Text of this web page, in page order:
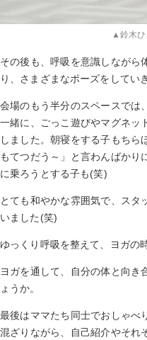
▲鈴木ひ
その後も、呼吸を意識しながら
り、さまざまなポーズをしてい
会場のもう半分のスペースでは
一緒に、ごっこ遊びやマグネッ
しました。朝寝をする子もちら
もてつだう～」と言わんばかり
に乗ろうとする子も(笑)
とても和やかな雰囲気で、スタ
いました(笑)
ゆっくり呼吸を整えて、ヨガの
ヨガを通して、自分の体と向き
ょうか。
最後はママたち同士でおしゃべ
混ざりながら、自己紹介やそれ